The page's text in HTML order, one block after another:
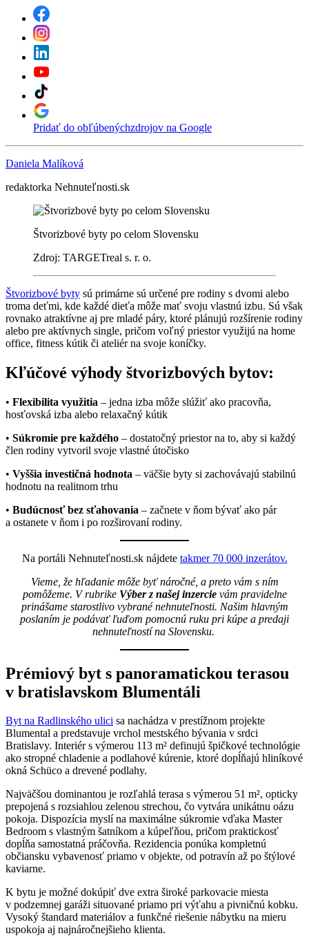
Pridať do obľúbenýchzdrojov na Google
Daniela Malíková
redaktorka Nehnuteľnosti.sk
Štvorizbové byty po celom Slovensku
Zdroj: TARGETreal s. r. o.
Štvorizbové byty sú primárne sú určené pre rodiny s dvomi alebo
troma deťmi, kde každé dieťa môže mať svoju vlastnú izbu. Sú však
rovnako atraktívne aj pre mladé páry, ktoré plánujú rozšírenie rodiny
alebo pre aktívnych single, pričom voľný priestor využijú na home
office, fitness kútik či ateliér na svoje koníčky.
Kľúčové výhody štvorizbových bytov:
• Flexibilita využitia – jedna izba môže slúžiť ako pracovňa,
hosťovská izba alebo relaxačný kútik
• Súkromie pre každého – dostatočný priestor na to, aby si každý
člen rodiny vytvoril svoje vlastné útočisko
• Vyššia investičná hodnota – väčšie byty si zachovávajú stabilnú
hodnotu na realitnom trhu
• Budúcnosť bez sťahovania – začnete v ňom bývať ako pár
a ostanete v ňom i po rozširovaní rodiny.
Na portáli Nehnuteľnosti.sk nájdete takmer 70 000 inzerátov.
Vieme, že hľadanie môže byť náročné, a preto vám s ním
pomôžeme. V rubrike Výber z našej inzercievám pravidelne
prinášame starostlivo vybrané nehnuteľnosti. Našim hlavným
poslaním je podávať ľuďom pomocnú ruku pri kúpe a predaji
nehnuteľností na Slovensku.
Prémiový byt s panoramatickou terasou
v bratislavskom Blumentáli
Byt na Radlinského ulici sa nachádza v prestížnom projekte
Blumental a predstavuje vrchol mestského bývania v srdci
Bratislavy. Interiér s výmerou 113 m² definujú špičkové technológie
ako stropné chladenie a podlahové kúrenie, ktoré dopĺňajú hliníkové
okná Schüco a drevené podlahy.
Najväčšou dominantou je rozľahlá terasa s výmerou 51 m², opticky
prepojená s rozsiahlou zelenou strechou, čo vytvára unikátnu oázu
pokoja. Dispozícia myslí na maximálne súkromie vďaka Master
Bedroom s vlastným šatníkom a kúpeľňou, pričom praktickosť
dopĺňa samostatná práčovňa. Rezidencia ponúka kompletnú
občiansku vybavenosť priamo v objekte, od potravín až po štýlové
kaviarne.
K bytu je možné dokúpiť dve extra široké parkovacie miesta
v podzemnej garáži situované priamo pri výťahu a pivničnú kobku.
Vysoký štandard materiálov a funkčné riešenie nábytku na mieru
uspokoja aj najnáročnejšieho klienta.